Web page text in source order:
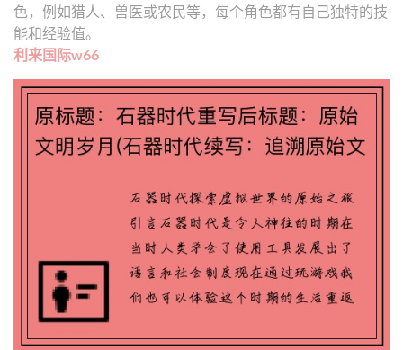
色，例如猎人、兽医或农民等，每个角色都有自己独特的技
能和经验值。
利来国际w66